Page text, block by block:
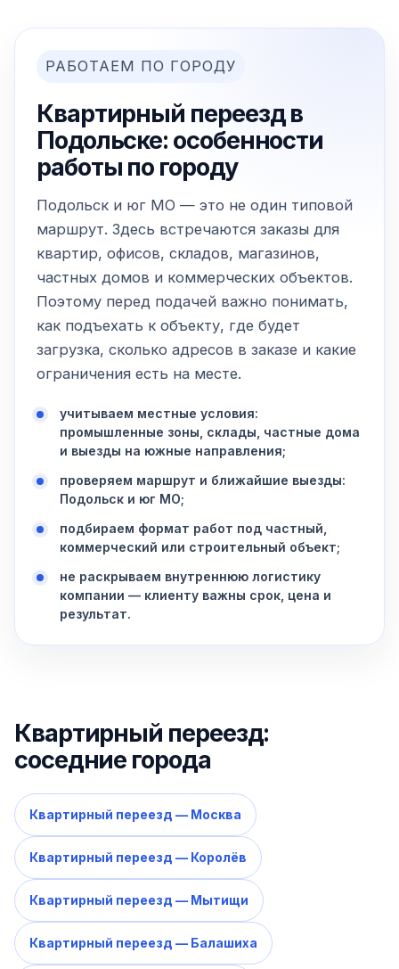
РАБОТАЕМ ПО ГОРОДУ
Квартирный переезд в
Подольске: особенности
работы по городу
Подольск и юг МО — это не один типовой
маршрут. Здесь встречаются заказы для
квартир, офисов, складов, магазинов,
частных домов и коммерческих объектов.
Поэтому перед подачей важно понимать,
как подъехать к объекту, где будет
загрузка, сколько адресов в заказе и какие
ограничения есть на месте.
учитываем местные условия:
промышленные зоны, склады, частные дома
и выезды на южные направления;
проверяем маршрут и ближайшие выезды:
Подольск и юг МО;
подбираем формат работ под частный,
коммерческий или строительный объект;
не раскрываем внутреннюю логистику
компании — клиенту важны срок, цена и
результат.
Квартирный переезд:
соседние города
Квартирный переезд — Москва
Квартирный переезд — Королёв
Квартирный переезд — Мытищи
Квартирный переезд — Балашиха